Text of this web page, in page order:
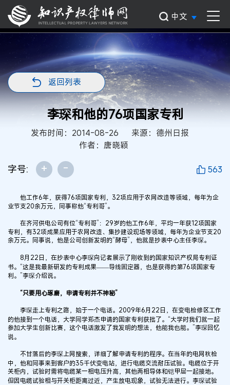
中文
返回列表
李琛和他的76项国家专利
发布时间：2014-08-26
来源：德州日报
作者：唐晓颖
字号: + - 563
他工作6年，获得76项国家专利，32项应用于农网改造等领域，每年为企
业节支20余万元，同事称他“专利哥”。
在齐河供电公司有位“专利哥”：29岁的他工作6年，平均一年获12项国家
专利，有32项成果应用于农网改造、集抄建设现场等领域，每年为企业节支20
余万元。同事说，他是公司创新发明的“酵母”，他就是抄表中心主任李琛。
8月22日，在抄表中心李琛向记者展示了刚收到的国家知识产权局专利证
书。“这是我最新研发的专利成果——导线固定器，也是获得的第76项国家专
利。”李琛介绍说。
“只要用心琢磨，申请专利并不神秘”
李琛走上专利之路，始于一个电话。2009年6月22日，在变电检修区工作
的他接到一个电话，大学同学郑杰申请的国家专利获批了。“大学时我们就一起
参加大学生创新比赛，这个电话激发了我发明的想法，他能我也能。”李琛回忆
说。
不甘落后的李琛上网搜索，详细了解申请专利的程序。在当年的电网秋检
中，他和同事来到客户的35千伏变电站，进行电缆交流耐压试验。电缆位于开
关柜内，试验时需将电缆某一相电压升高，其他两相导体和铠甲层一起接地。
但因电缆试验相与开关柜距离过近，产生放电现象，试验无法进行。李琛试验